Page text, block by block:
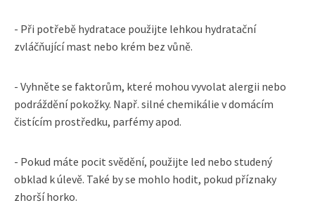
- Při potřebě hydratace použijte lehkou hydratační
zvláčňující mast nebo krém bez vůně.
- Vyhněte se faktorům, které mohou vyvolat alergii nebo
podráždění pokožky. Např. silné chemikálie v domácím
čistícím prostředku, parfémy apod.
- Pokud máte pocit svědění, použijte led nebo studený
obklad k úlevě. Také by se mohlo hodit, pokud příznaky
zhorší horko.